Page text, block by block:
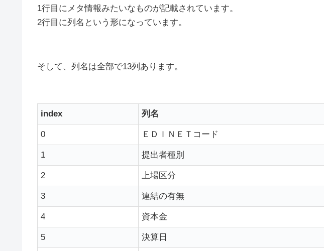
1行目にメタ情報みたいなものが記載されています。
2行目に列名という形になっています。
そして、列名は全部で13列あります。
index 列名
0 ＥＤＩＮＥＴコード
1 提出者種別
2 上場区分
3 連結の有無
4 資本金
5 決算日